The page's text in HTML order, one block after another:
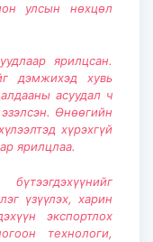
улсын нөхцөл
ярилцсан.
дэмжихэд хувь
асуудал ч
Өнөөгийн
хүрэхгүй
ярилцлаа.
үзүүлэх, харин
экспортлох
технологи,